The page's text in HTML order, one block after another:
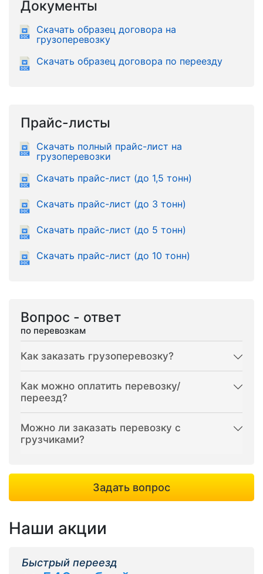
Документы
Скачать образец договора на
грузоперевозку
Скачать образец договора по переезду
Прайс-листы
Скачать полный прайс-лист на
грузоперевозки
Скачать прайс-лист (до 1,5 тонн)
Скачать прайс-лист (до 3 тонн)
Скачать прайс-лист (до 5 тонн)
Скачать прайс-лист (до 10 тонн)
Вопрос - ответ
по перевозкам
Как заказать грузоперевозку?
Как можно оплатить перевозку/
переезд?
Можно ли заказать перевозку с
грузчиками?
Задать вопрос
Наши акции
Быстрый переезд